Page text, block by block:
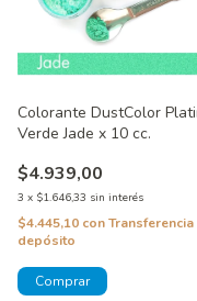
Colorante DustColor
Verde Jade x 10 cc.
$4.939,00
3 x $1.646,33 sin interés
$4.445,10 conTransferencia
depósito